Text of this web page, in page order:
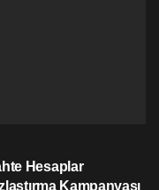
Hesaplar
Kampanyası